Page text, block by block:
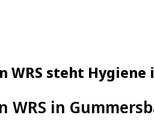
steht Hygiene
in